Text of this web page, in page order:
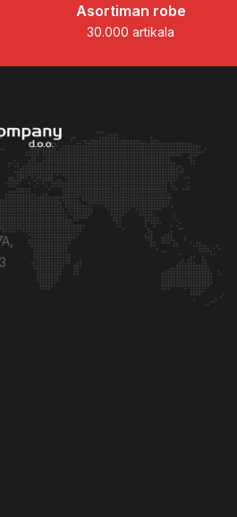
Asortiman robe
30.000 artikala